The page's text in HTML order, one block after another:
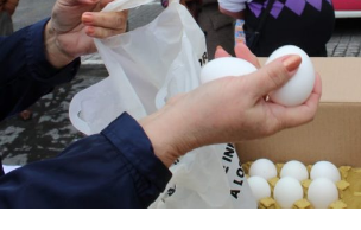
transparencia, privilegiando el servicio
miles de estudiantes en la entidad.
El Gobierno del Estado ha reiterado
investigaciones se desarrollan con
respetando el debido proceso, por lo
momento no existe una
responsabilidades individuales.